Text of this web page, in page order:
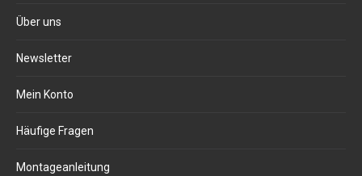
Über uns
Newsletter
Mein Konto
Häufige Fragen
Montageanleitung